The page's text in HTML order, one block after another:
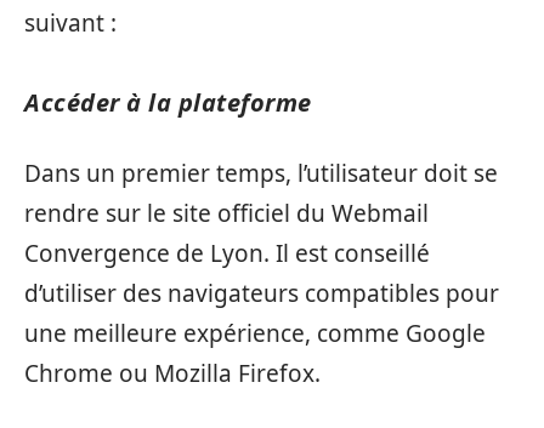
suivant :
Accéder à la plateforme
Dans un premier temps, l’utilisateur doit se
rendre sur le site officiel du Webmail
Convergence de Lyon. Il est conseillé
d’utiliser des navigateurs compatibles pour
une meilleure expérience, comme Google
Chrome ou Mozilla Firefox.